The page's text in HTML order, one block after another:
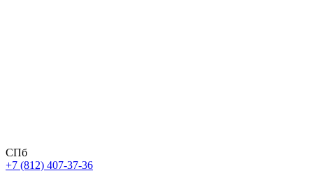
СПб
+7 (812) 407-37-36